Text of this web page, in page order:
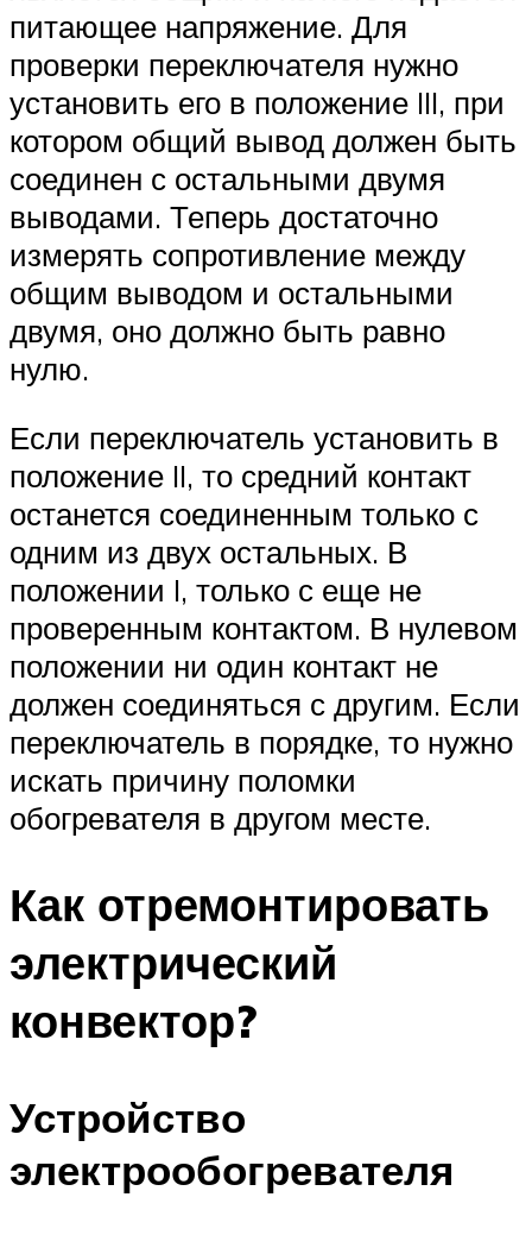
питающее напряжение. Для
проверки переключателя нужно
установить его в положение III, при
котором общий вывод должен быть
соединен с остальными двумя
выводами. Теперь достаточно
измерять сопротивление между
общим выводом и остальными
двумя, оно должно быть равно
нулю.
Если переключатель установить в
положение II, то средний контакт
останется соединенным только с
одним из двух остальных. В
положении I, только с еще не
проверенным контактом. В нулевом
положении ни один контакт не
должен соединяться с другим. Если
переключатель в порядке, то нужно
искать причину поломки
обогревателя в другом месте.
Как отремонтировать
электрический
конвектор?
Устройство
электрообогревателя